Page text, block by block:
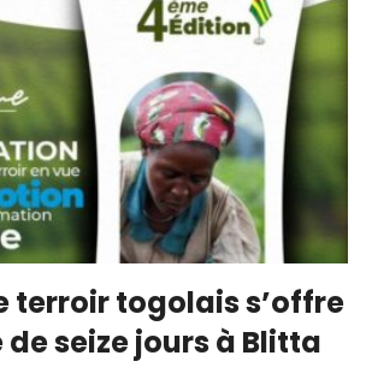
terroir togolais s’offre
seize jours à Blitta